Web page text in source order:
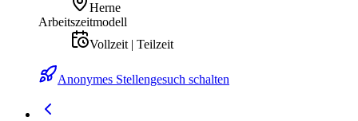
Herne
Arbeitszeitmodell
Vollzeit | Teilzeit
Anonymes Stellengesuch schalten